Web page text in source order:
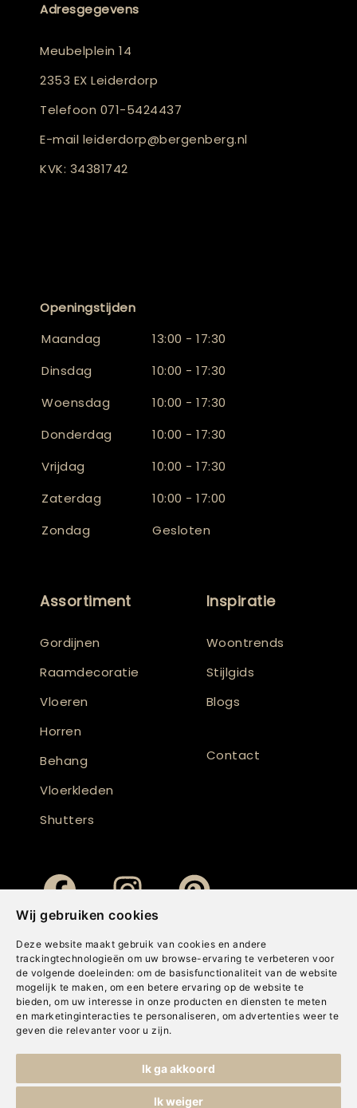
Wij gebruiken cookies
Deze website maakt gebruik van cookies en andere
trackingtechnologieën om uw browse-ervaring te verbeteren voor
de volgende doeleinden: om de basisfunctionaliteit van de website
mogelijk te maken , om een betere ervaring op de website te
bieden, om uw interesse in onze producten en diensten te meten
en marketinginteracties te personaliseren , om advertenties weer te
geven die relevanter voor u zijn.
Ik ga akkoord
Ik weiger
Adresgegevens
Meubelplein 14
2353 EX Leiderdorp
Telefoon 071-5424437
E-mail leiderdorp@bergenberg.nl
KVK: 34381742
Openingstijden
Maandag
13:00 - 17:30
Dinsdag
10:00 - 17:30
Woensdag
10:00 - 17:30
Donderdag
10:00 - 17:30
Vrijdag
10:00 - 17:30
Zaterdag
10:00 - 17:00
Zondag
Gesloten
Assortiment
Gordijnen
Raamdecoratie
Vloeren
Horren
Behang
Vloerkleden
Shutters
Inspiratie
Woontrends
Stijlgids
Blogs
Contact
Cookies